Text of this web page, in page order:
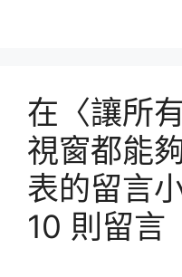
在〈讓所
視窗都能
表的留言
10 則留言